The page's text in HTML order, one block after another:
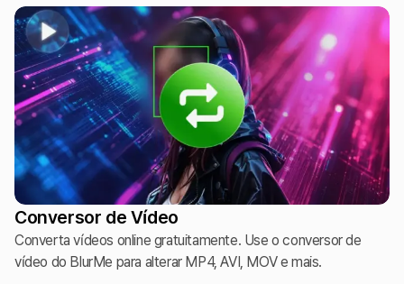
Conversor de Vídeo
Converta vídeos online gratuitamente. Use o conversor de
vídeo do BlurMe para alterar MP4, AVI, MOV e mais.